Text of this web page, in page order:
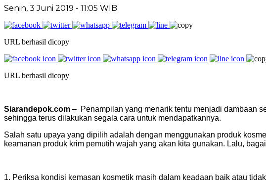
Senin, 3 Juni 2019 - 11:05 WIB
URL berhasil dicopy
URL berhasil dicopy
Siarandepok.com – Penampilan yang menarik tentu menjadi dambaan
sehingga terus dilakukan segala cara untuk mendapatkannya.
Salah satu upaya yang dipilih adalah dengan menggunakan produk
keamanan produk krim pemutih wajah yang akan kita gunakan. Lalu,
1. Periksa kondisi kemasan kosmetik masih dalam keadaan baik atau